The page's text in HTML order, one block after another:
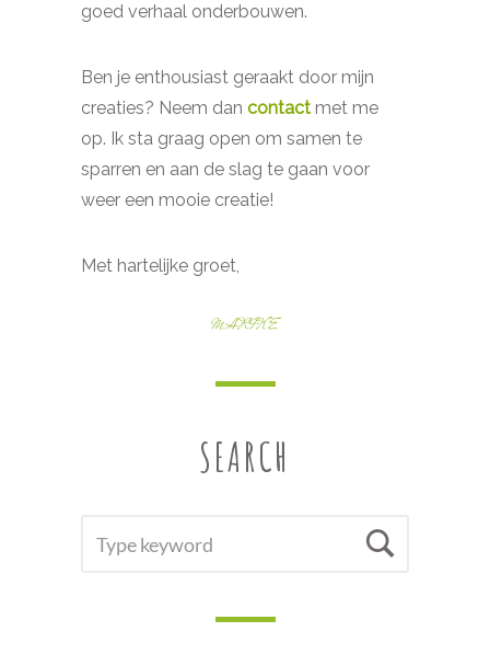
goed verhaal onderbouwen.
Ben je enthousiast geraakt door mijn
creaties? Neem dan contact met me
op. Ik sta graag open om samen te
sparren en aan de slag te gaan voor
weer een mooie creatie!
Met hartelijke groet,
MARIKE
SEARCH
FOR: